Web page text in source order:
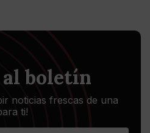
boletín
noticias frescas de una
ti!